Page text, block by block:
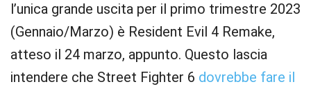
l’unica grande uscita per il primo trimestre 2023
(Gennaio/Marzo) è Resident Evil 4 Remake,
atteso il 24 marzo, appunto. Questo lascia
intendere che Street Fighter 6 dovrebbe fare il